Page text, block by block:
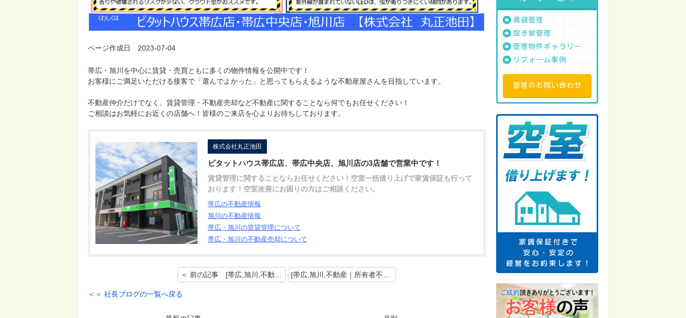
ページ作成日 2023-07-04
帯広・旭川を中心に賃貸・売買ともに多くの物件情報を公開中です！
お客様にご満足いただける接客で「選んでよかった」と思ってもらえるような不動産屋さんを目指しています。
不動産仲介だけでなく、賃貸管理・不動産売却など不動産に関することなら何でもお任せください！
ご相談はお気軽にお近くの店舗へ！皆様のご来店を心よりお待ちしております。
株式会社丸正池田
ピタットハウス帯広店、帯広中央店、旭川店の3店舗で営業中です！
賃貸管理に関することならお任せください！空室一括借り上げで家賃保証も行って
おります！空室改善にお困りの方はご相談ください。
帯広の不動産情報
旭川の不動産情報
帯広・旭川の賃貸管理について
帯広・旭川の不動産売却について
＜＜ 社長ブログの一覧へ戻る
賃貸管理
空き家管理
管理物件ギャラリー
リフォーム事例
管理のお問い合わせ